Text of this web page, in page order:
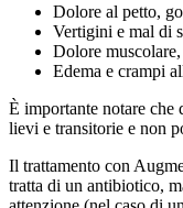
Dolore al petto,
Vertigini e mal di
Dolore
Edema e crampi
È importante notare che
lievi e transitorie e non
Il trattamento con
tratta di un antibiotico,